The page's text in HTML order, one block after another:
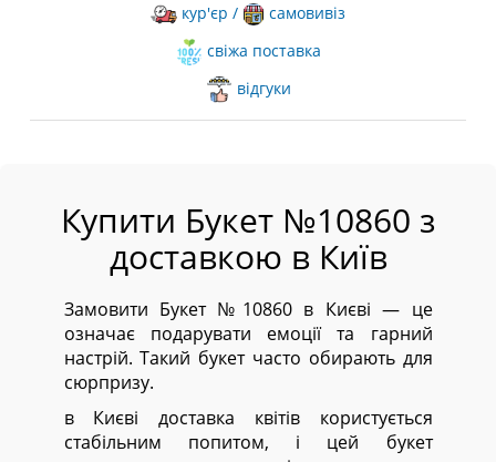
кур'єр /
самовивіз
свіжа поставка
відгуки
Купити Букет №10860 з
доставкою в Київ
Замовити Букет №10860 в Києві — це
означає подарувати емоції та гарний
настрій. Такий букет часто обирають для
сюрпризу.
в Києві доставка квітів користується
стабільним попитом, і цей букет